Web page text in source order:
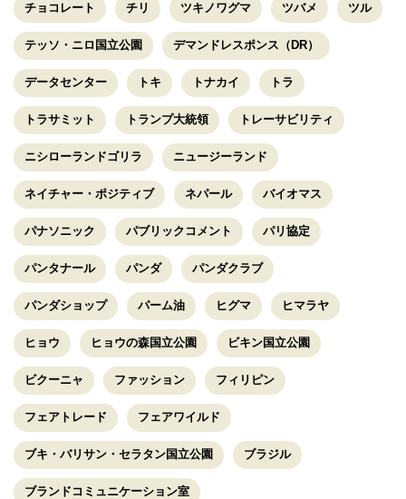
チョコレート チリ ツキノワグマ ツバメ ツル
テッソ・ニロ国立公園 デマンドレスポンス（DR）
データセンター トキ トナカイ トラ
トラサミット トランプ大統領 トレーサビリティ
ニシローランドゴリラ ニュージーランド
ネイチャー・ポジティブ ネパール バイオマス
パナソニック パブリックコメント パリ協定
パンタナール パンダ パンダクラブ
パンダショップ パーム油 ヒグマ ヒマラヤ
ヒョウ ヒョウの森国立公園 ビキン国立公園
ビクーニャ ファッション フィリピン
フェアトレード フェアワイルド
ブキ・バリサン・セラタン国立公園 ブラジル
ブランドコミュニケーション室